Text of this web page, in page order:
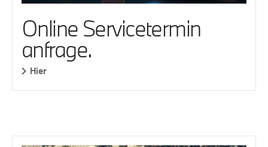
Online Servicetermin
anfrage.
Hier